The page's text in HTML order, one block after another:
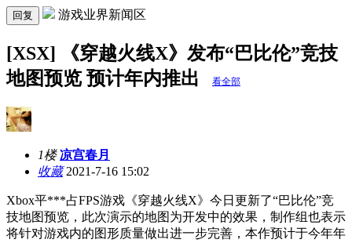
回复 游戏业界新闻区
[XSX] 《穿越火线X》发布“巴比伦”竞技
地图预览 预计年内推出
看全部
1楼 凉宫春月
收藏2021-7-16 15:02
Xbox平***占FPS游戏《穿越火线X》今日更新了“巴比伦”竞
技地图预览，此次演示的地图为开发中的效果，制作组也表示
将针对游戏内的图形质量做出进一步完善，本作预计于今年年